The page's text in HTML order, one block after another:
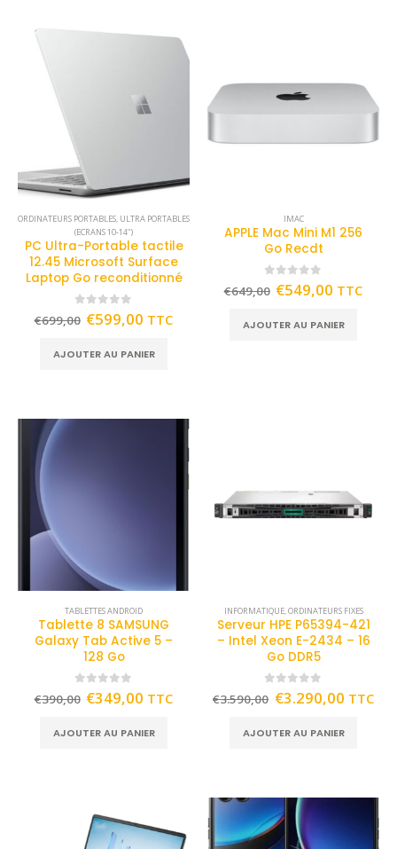
ORDINATEURS PORTABLES, ULTRA PORTABLES
(ECRANS 10-14")
PC Ultra-Portable tactile
12.45 Microsoft Surface
Laptop Go reconditionné
out of 5
€699,00 €599,00 TTC
AJOUTER AU PANIER
IMAC
APPLE Mac Mini M1 256
Go Recdt
out of 5
€649,00 €549,00 TTC
AJOUTER AU PANIER
TABLETTES ANDROID
Tablette 8 SAMSUNG
Galaxy Tab Active 5 –
128 Go
out of 5
€390,00 €349,00 TTC
AJOUTER AU PANIER
INFORMATIQUE,ORDINATEURS FIXES
Serveur HPE P65394-421
– Intel Xeon E-2434 – 16
Go DDR5
out of 5
€3.590,00 €3.290,00 TTC
AJOUTER AU PANIER